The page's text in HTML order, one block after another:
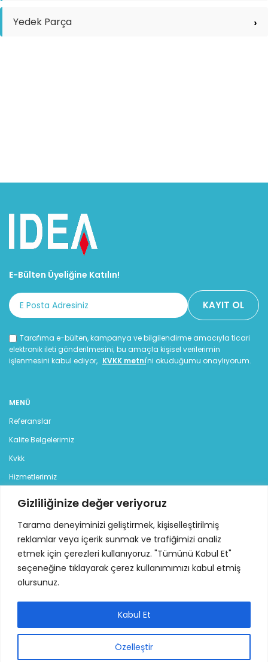
Gizliliğinize değer veriyoruz
Tarama deneyiminizi geliştirmek, kişiselleştirilmiş
reklamlar veya içerik sunmak ve trafiğimizi analiz
etmek için çerezleri kullanıyoruz. "Tümünü Kabul Et"
seçeneğine tıklayarak çerez kullanımımızı kabul etmiş
olursunuz.
Özelleştir
Kabul Et
Yedek Parça
E-Bülten Üyeliğine Katılın!
Tarafıma e-bülten, kampanya ve bilgilendirme amacıyla ticari
elektronik ileti gönderilmesini; bu amaçla kişisel verilerimin
işlenmesini kabul ediyor, KVKK metni'ni okuduğumu onaylıyorum.
MENÜ
Referanslar
Kalite Belgelerimiz
Kvkk
Hizmetlerimiz
KATEGORILER
Dizel Jeneratör
Benzinli Jeneratör